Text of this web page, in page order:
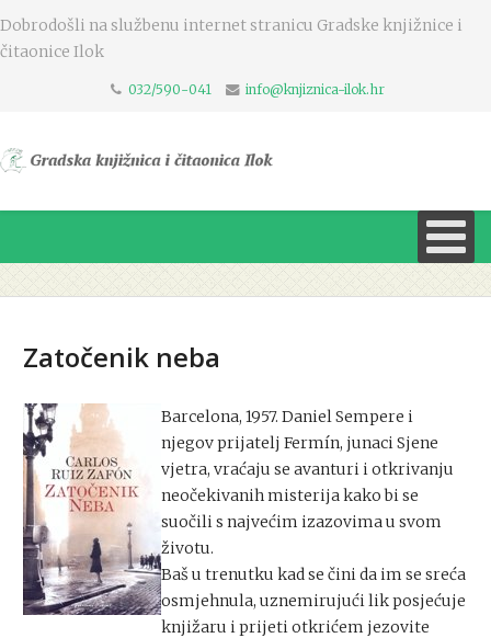
Dobrodošli na službenu internet stranicu Gradske knjižnice i
čitaonice Ilok
032/590-041 info@knjiznica-ilok.hr
Zatočenik neba
Barcelona, 1957. Daniel Sempere i
njegov prijatelj Fermín, junaci Sjene
vjetra, vraćaju se avanturi i otkrivanju
neočekivanih misterija kako bi se
suočili s najvećim izazovima u svom
životu.
Baš u trenutku kad se čini da im se sreća
osmjehnula, uznemirujući lik posjećuje
knjižaru i prijeti otkrićem jezovite